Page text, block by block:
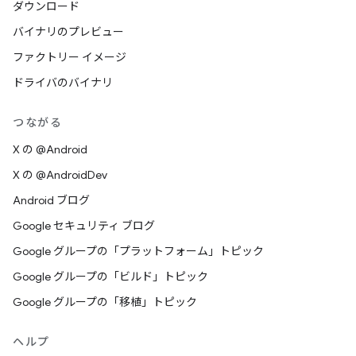
ダウンロード
バイナリのプレビュー
ファクトリー イメージ
ドライバのバイナリ
つながる
X の @Android
X の @AndroidDev
Android ブログ
Google セキュリティ ブログ
Google グループの「プラットフォーム」トピック
Google グループの「ビルド」トピック
Google グループの「移植」トピック
ヘルプ